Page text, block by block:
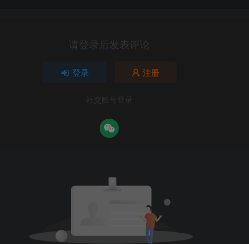
请登录后发表评论
登录 注册
社交账号登录